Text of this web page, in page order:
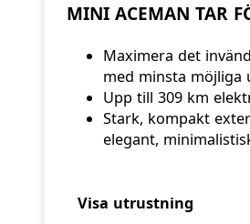
MINI ACEMAN TAR
Maximera det
med minsta möjliga
Upp till 309 km
Stark, kompakt
elegant,
Visa utrustning